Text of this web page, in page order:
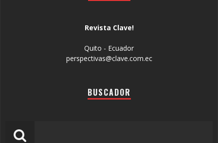
Revista Clave!
Quito - Ecuador
perspectivas@clave.com.ec
BUSCADOR